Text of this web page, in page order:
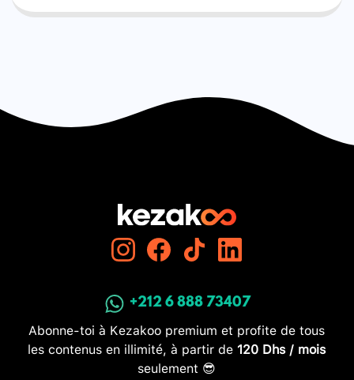
+212 6 888 73407
Abonne-toi à Kezakoo premium et profite de tous
les contenus en illimité, à partir de 120 Dhs / mois
seulement 😎